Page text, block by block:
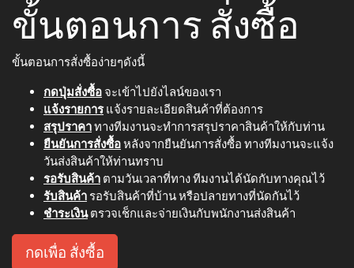
ขั้นตอนการ สั่งซื้อ
ขั้นตอนการสั่งซื้อง่ายๆดังนี้
กดปุ่มสั่งซื้อ จะเข้าไปยังไลน์ของเรา
แจ้งรายการแจ้งรายละเอียดสินค้าที่ต้องการ
สรุปราคาทางทีมงานจะทำการสรุปราคาสินค้าให้กับท่าน
ยืนยันการสั่งซื้อหลังจากยืนยันการสั่งซื้อ ทางทีมงานจะแจ้ง
วันส่งสินค้าให้ท่านทราบ
รอรับสินค้า ตามวันเวลาที่ทาง ทีมงานได้นัดกับทางคุณไว้
รับสินค้า รอรับสินค้าที่บ้าน หรือปลายทางที่นัดกันไว้
ชำระเงินตรวจเช็กและจ่ายเงินกับพนักงานส่งสินค้า
กดเพื่อ สั่งซื้อ